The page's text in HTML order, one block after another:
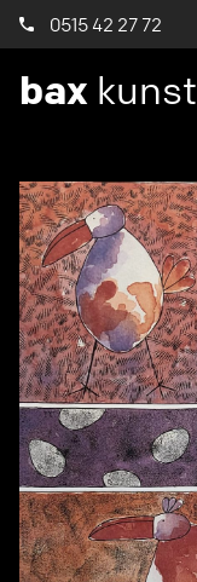
0515 42 27 72
bax kunst